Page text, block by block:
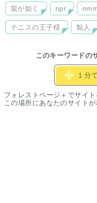
龍が如く npr
テニスの王子様 鯨人
このキーワードの
１分
フォレストページ＋でサイ
この場所にあなたのサイトが